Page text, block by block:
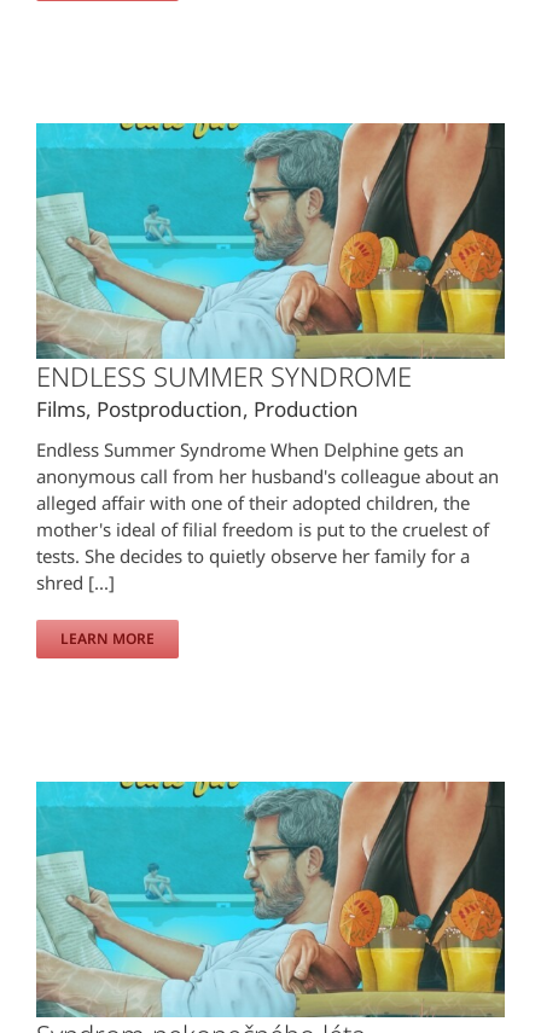
ENDLESS SUMMER SYNDROME
Films, Postproduction, Production
Endless Summer Syndrome When Delphine gets an
anonymous call from her husband's colleague about an
alleged affair with one of their adopted children, the
mother's ideal of filial freedom is put to the cruelest of
tests. She decides to quietly observe her family for a
shred [...]
LEARN MORE